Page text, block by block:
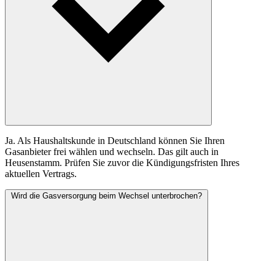
Ja. Als Haushaltskunde in Deutschland können Sie Ihren
Gasanbieter frei wählen und wechseln. Das gilt auch in
Heusenstamm. Prüfen Sie zuvor die Kündigungsfristen Ihres
aktuellen Vertrags.
Wird die Gasversorgung beim Wechsel unterbrochen?